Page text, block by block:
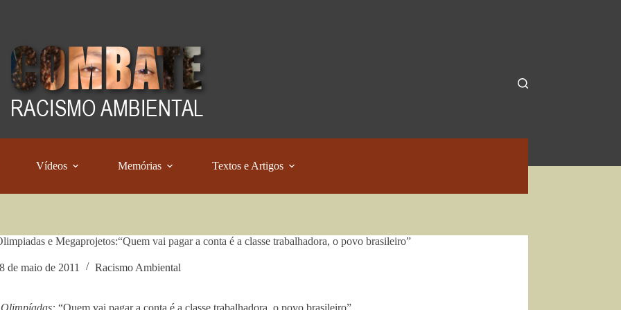
Vídeos Memórias Textos e Artigos
e Megaprojetos:“Quem vai pagar a conta é a classe trabalhadora, o povo brasileiro”
de maio de 2011 Racismo Ambiental
“Quem vai pagar a conta é a classe trabalhadora, o povo brasileiro”